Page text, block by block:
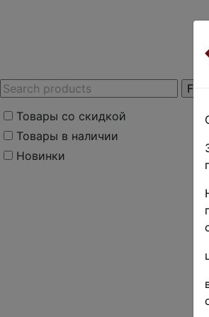
Товары со скидкой
Товары в наличии
Новинки